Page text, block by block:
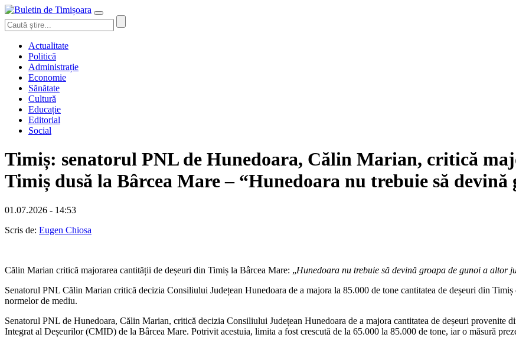
Actualitate
Politică
Administrație
Economie
Sănătate
Cultură
Educație
Editorial
Social
Timiș: senatorul PNL de Hunedoara, Călin Marian, critică
Timiș dusă la Bârcea Mare – “Hunedoara nu trebuie să
01.07.2026 - 14:53
Scris de: Eugen Chiosa
Călin Marian critică majorarea cantității de deșeuri din Timiș la Bârcea Mare: „Hunedoara nu trebuie să devină groapa de gunoi a altor
Senatorul PNL Călin Marian critică decizia Consiliului Județean Hunedoara de a majora la 85.000 de tone cantitatea de deșeuri din
normelor de mediu.
Senatorul PNL de Hunedoara, Călin Marian, critică decizia Consiliului Județean Hunedoara de a majora cantitatea de deșeuri provenite
Integrat al Deșeurilor (CMID) de la Bârcea Mare. Potrivit acestuia, limita a fost crescută de la 65.000 la 85.000 de tone, iar o măsură